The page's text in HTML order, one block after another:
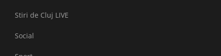
Stiri de Cluj LIVE
Social